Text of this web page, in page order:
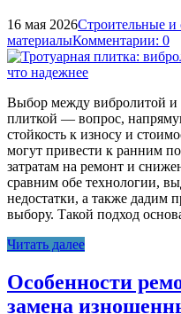
16 мая 2026Строительные и
материалыКомментарии: 0
Выбор между вибролитой и
плиткой — вопрос,
стойкость к износу и
могут привести к ранним
затратам на ремонт и
сравним обе технологии,
недостатки, а также дадим
выбору. Такой подход
Читать далее
Особенности
замена